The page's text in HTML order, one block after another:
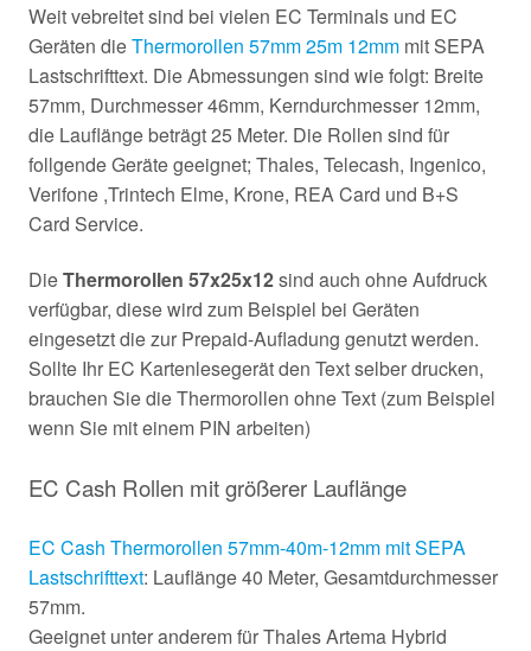
Weit vebreitet sind bei vielen EC Terminals und EC
Geräten dieThermorollen 57mm 25m 12mm mit SEPA
Lastschrifttext. Die Abmessungen sind wie folgt: Breite
57mm, Durchmesser 46mm, Kerndurchmesser 12mm,
die Lauflänge beträgt 25 Meter. Die Rollen sind für
follgende Geräte geeignet; Thales, Telecash, Ingenico,
Verifone ,Trintech Elme, Krone, REA Card und B+S
Card Service.
DieThermorollen 57x25x12sind auch ohne Aufdruck
verfügbar, diese wird zum Beispiel bei Geräten
eingesetzt die zur Prepaid-Aufladung genutzt werden.
Sollte Ihr EC Kartenlesegerät den Text selber drucken,
brauchen Sie die Thermorollen ohne Text (zum Beispiel
wenn Sie mit einem PIN arbeiten)
EC Cash Rollen mit größerer Lauflänge
EC Cash Thermorollen 57mm-40m-12mm mit SEPA
Lastschrifttext: Lauflänge 40 Meter, Gesamtdurchmesser
57mm.
Geeignet unter anderem für Thales Artema Hybrid